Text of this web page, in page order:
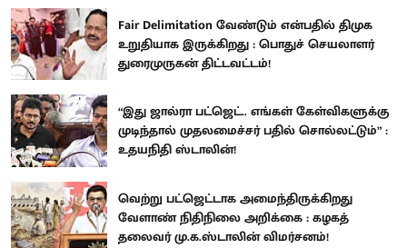
Fair Delimitation வேண்டும் என்பதில் திமுக
உறுதியாக இருக்கிறது : பொதுச் செயலாளர்
துரைமுருகன் திட்டவட்டம்!
“இது ஜால்ரா பட்ஜெட்.. எங்கள் கேள்விகளுக்கு
முடிந்தால் முதலமைச்சர் பதில் சொல்லட்டும்” :
உதயநிதி ஸ்டாலின்!
வெற்று பட்ஜெட்டாக அமைந்திருக்கிறது
வேளாண் நிதிநிலை அறிக்கை : கழகத்
தலைவர் மு.க.ஸ்டாலின் விமர்சனம்!